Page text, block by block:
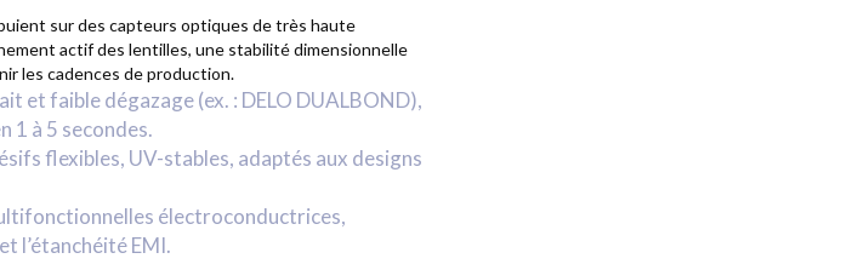
sur des capteurs optiques de très haute
actif des lentilles, une stabilité dimensionnelle
les cadences de production.
et faible dégazage (ex. : DELO DUALBOND),
1 à 5 secondes.
flexibles, UV-stables, adaptés aux designs
électroconductrices,
l’étanchéité EMI.